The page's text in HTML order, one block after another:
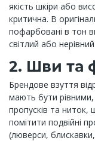
якість шкіри або
критична. В
пофарбовані в тон
світлий або нерівний
2. Шви та
Брендове взуття
мають бути
пропусків та
помітити подвійні
(люверси,